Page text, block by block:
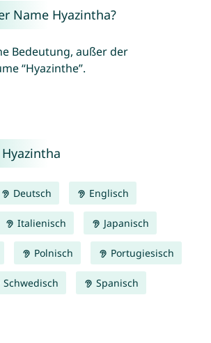
Name Hyazintha?
Bedeutung, außer der
“Hyazinthe”.
Deutsch Englisch
Italienisch Japanisch
Polnisch Portugiesisch
Schwedisch Spanisch